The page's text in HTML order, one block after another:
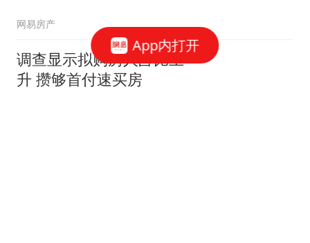
网易房产
调查显示拟购房人占比上
升 攒够首付速买房
App内打开